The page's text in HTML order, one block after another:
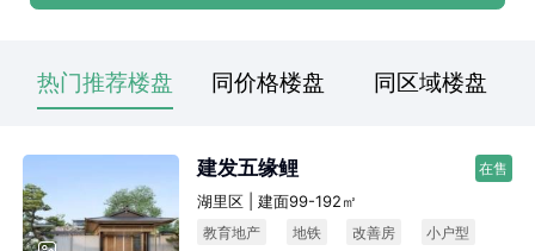
热门推荐楼盘 同价格楼盘 同区域楼盘
建发五缘鲤 在售
湖里区 | 建面99-192㎡
教育地产 地铁 改善房
小户型